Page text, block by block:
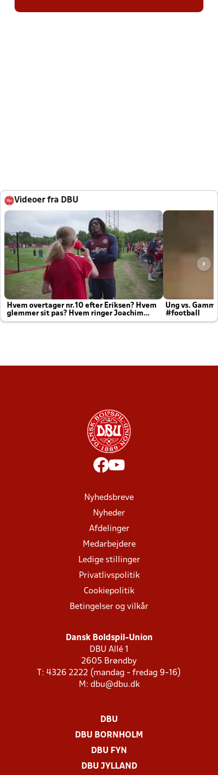
Videoer fra DBU
Hvem overtager nr.10 efter Eriksen? Hvem
glemmer sit pas? Hvem ringer Joachim
altid til efter kampe?
Ung vs.
#football
Nyhedsbreve
Nyheder
Afdelinger
Medarbejdere
Ledige stillinger
Privatlivspolitik
Cookiepolitik
Betingelser og vilkår
Dansk Boldspil-Union
DBU Allé 1
2605 Brøndby
T: 4326 2222 (mandag - fredag 9-16)
M: dbu@dbu.dk
DBU
DBU BORNHOLM
DBU FYN
DBU JYLLAND